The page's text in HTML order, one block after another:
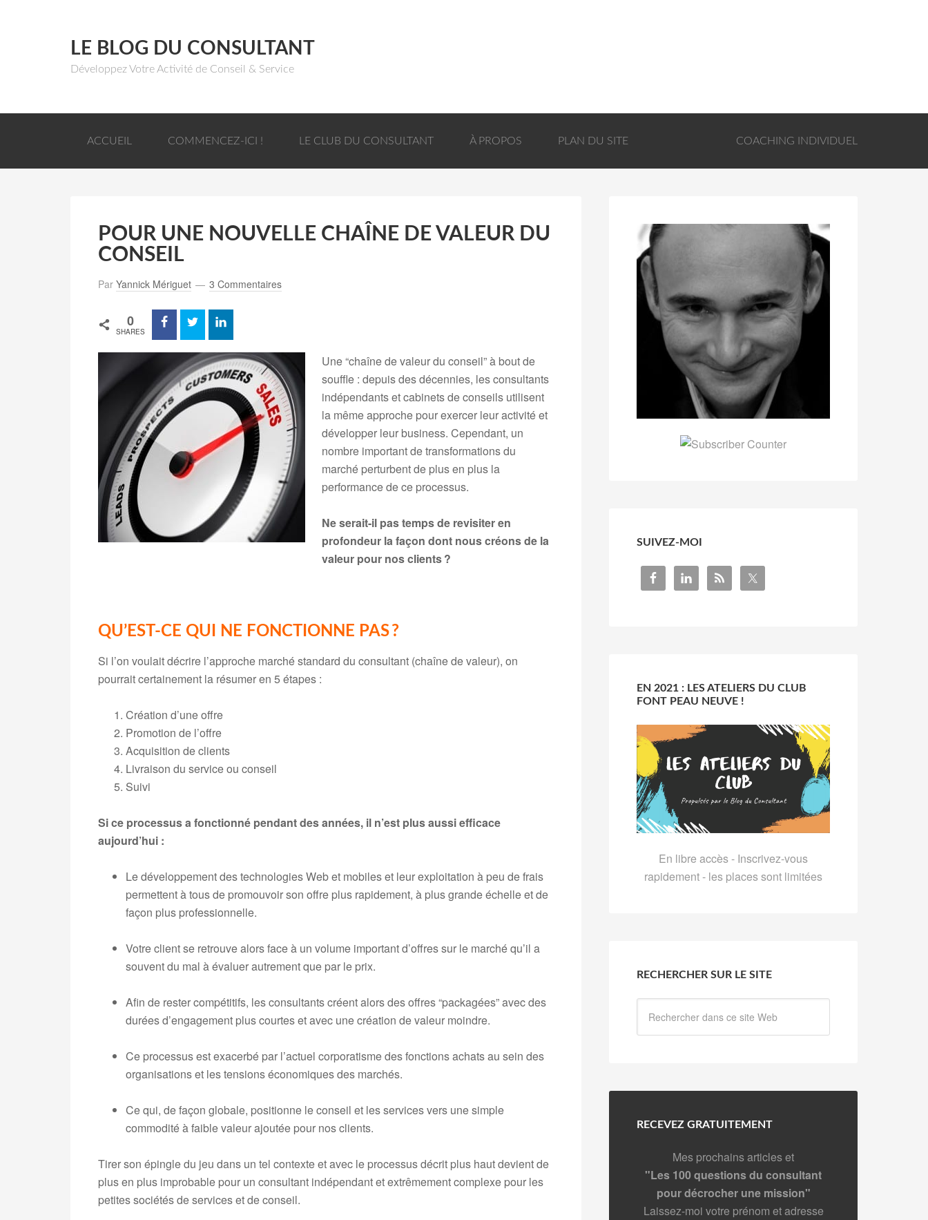
LE BLOG DU CONSULTANT
Développez Votre Activité de Conseil & Service
ACCUEIL COMMENCEZ-ICI ! LE CLUB DU CONSULTANT À PROPOS PLAN DU SITE COACHING INDIVIDUEL
POUR UNE NOUVELLE CHAÎNE DE VALEUR DU
CONSEIL
Par Yannick Mériguet 3 Commentaires
0
SHARES
Une “chaîne de valeur du conseil” à bout de
souffle : depuis des décennies, les consultants
indépendants et cabinets de conseils utilisent
la même approche pour exercer leur activité et
développer leur business. Cependant, un
nombre important de transformations du
marché perturbent de plus en plus la
performance de ce processus.
Ne serait-il pas temps de revisiter en
profondeur la façon dont nous créons de la
valeur pour nos clients ?
QU’EST-CE QUI NE FONCTIONNE PAS ?
Si l’on voulait décrire l’approche marché standard du consultant (chaîne de valeur), on
pourrait certainement la résumer en 5 étapes :
Création d’une offre
Promotion de l’offre
Acquisition de clients
Livraison du service ou conseil
Suivi
Si ce processus a fonctionné pendant des années, il n’est plus aussi efficace
aujourd’hui :
Le développement des technologies Web et mobiles et leur exploitation à peu de frais
permettent à tous de promouvoir son offre plus rapidement, à plus grande échelle et de
façon plus professionnelle.
Votre client se retrouve alors face à un volume important d’offres sur le marché qu’il a
souvent du mal à évaluer autrement que par le prix.
Afin de rester compétitifs, les consultants créent alors des offres “packagées” avec des
durées d’engagement plus courtes et avec une création de valeur moindre.
Ce processus est exacerbé par l’actuel corporatisme des fonctions achats au sein des
organisations et les tensions économiques des marchés.
Ce qui, de façon globale, positionne le conseil et les services vers une simple
commodité à faible valeur ajoutée pour nos clients.
Tirer son épingle du jeu dans un tel contexte et avec le processus décrit plus haut devient de
plus en plus improbable pour un consultant indépendant et extrêmement complexe pour les
petites sociétés de services et de conseil.
SUIVEZ-MOI
EN 2021 : LES ATELIERS DU CLUB
FONT PEAU NEUVE !
En libre accès - Inscrivez-vous
rapidement - les places sont limitées
RECHERCHER SUR LE SITE
RECEVEZ GRATUITEMENT
Mes prochains articles et
"Les 100 questions du consultant
pour décrocher une mission"
Laissez-moi votre prénom et adresse